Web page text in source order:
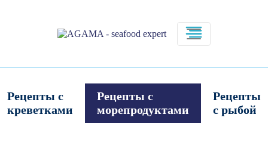
Рецепты c
креветками
Рецепты с
морепродуктами
Рецепты
с рыбой